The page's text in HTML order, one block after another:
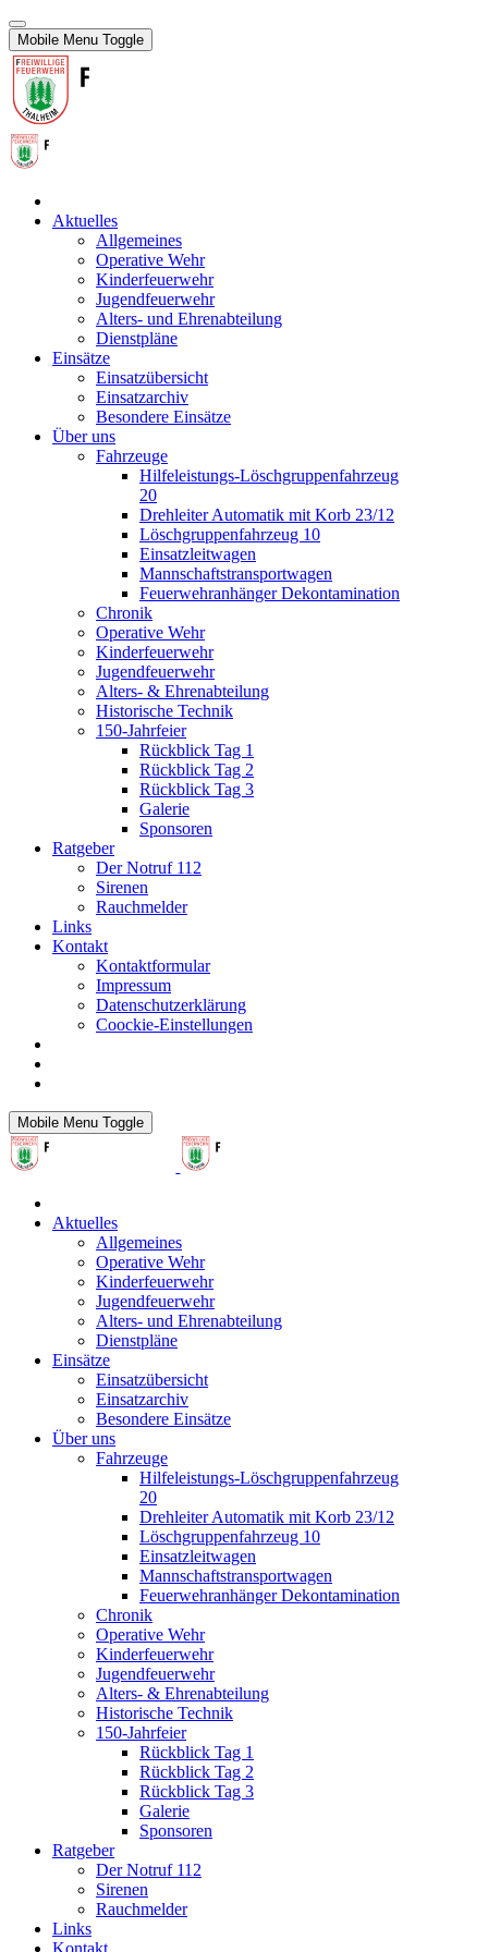
Mobile Menu Toggle
Aktuelles
Allgemeines
Operative Wehr
Kinderfeuerwehr
Jugendfeuerwehr
Alters- und Ehrenabteilung
Dienstpläne
Einsätze
Einsatzübersicht
Einsatzarchiv
Besondere Einsätze
Über uns
Fahrzeuge
Hilfeleistungs-Löschgruppenfahrzeug
20
Drehleiter Automatik mit Korb 23/12
Löschgruppenfahrzeug 10
Einsatzleitwagen
Mannschaftstransportwagen
Feuerwehranhänger Dekontamination
Chronik
Operative Wehr
Kinderfeuerwehr
Jugendfeuerwehr
Alters- & Ehrenabteilung
Historische Technik
150-Jahrfeier
Rückblick Tag 1
Rückblick Tag 2
Rückblick Tag 3
Galerie
Sponsoren
Ratgeber
Der Notruf 112
Sirenen
Rauchmelder
Links
Kontakt
Kontaktformular
Impressum
Datenschutzerklärung
Coockie-Einstellungen
Mobile Menu Toggle
Aktuelles
Allgemeines
Operative Wehr
Kinderfeuerwehr
Jugendfeuerwehr
Alters- und Ehrenabteilung
Dienstpläne
Einsätze
Einsatzübersicht
Einsatzarchiv
Besondere Einsätze
Über uns
Fahrzeuge
Hilfeleistungs-Löschgruppenfahrzeug
20
Drehleiter Automatik mit Korb 23/12
Löschgruppenfahrzeug 10
Einsatzleitwagen
Mannschaftstransportwagen
Feuerwehranhänger Dekontamination
Chronik
Operative Wehr
Kinderfeuerwehr
Jugendfeuerwehr
Alters- & Ehrenabteilung
Historische Technik
150-Jahrfeier
Rückblick Tag 1
Rückblick Tag 2
Rückblick Tag 3
Galerie
Sponsoren
Ratgeber
Der Notruf 112
Sirenen
Rauchmelder
Links
Kontakt